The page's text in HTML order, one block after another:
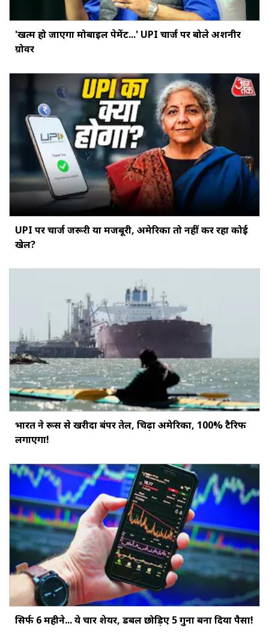
'खत्‍म हो जाएगा मोबाइल पेमेंट...' UPI चार्ज पर बोले अशनीर
ग्रोवर
UPI पर चार्ज जरूरी या मजबूरी, अमेरिका तो नहीं कर रहा कोई
खेल?
भारत ने रूस से खरीदा बंपर तेल, चिढ़ा अमेरिका, 100% टैरिफ
लगाएगा!
सिर्फ 6 महीने... ये चार शेयर, डबल छोड़‍िए 5 गुना बना दिया पैसा!